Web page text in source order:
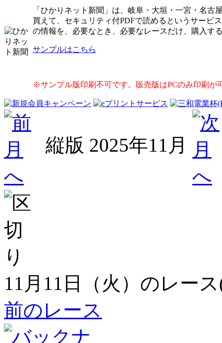
「ひかりネット新聞」は、岐阜・大垣・一宮・名
買えて、セキュリティ付PDFで読めるというサービ
の情報を、必要なとき、必要なレースだけ、購入す
サンプルはこちら
※サンプル版印刷不可です。販売版はPCのみ印刷が
縦版 2025年11月
11月11日（火）のレー
前のレース